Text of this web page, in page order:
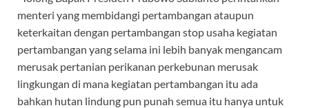
menteri yang membidangi pertambangan ataupun
keterkaitan dengan pertambangan stop usaha kegiatan
pertambangan yang selama ini lebih banyak mengancam
merusak pertanian perikanan perkebunan merusak
lingkungan di mana kegiatan pertambangan itu ada
bahkan hutan lindung pun punah semua itu hanya untuk